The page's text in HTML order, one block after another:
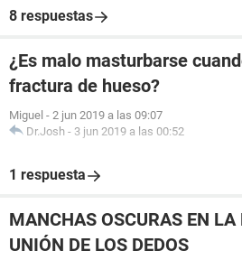
8 respuestas
¿Es malo masturbarse
fractura de hueso?
Miguel - 2 jun 2019 a las 09:07
Dr.Josh - 3 jun 2019 a las 00:52
1 respuesta
MANCHAS OSCURAS EN
UNIÓN DE LOS DEDOS